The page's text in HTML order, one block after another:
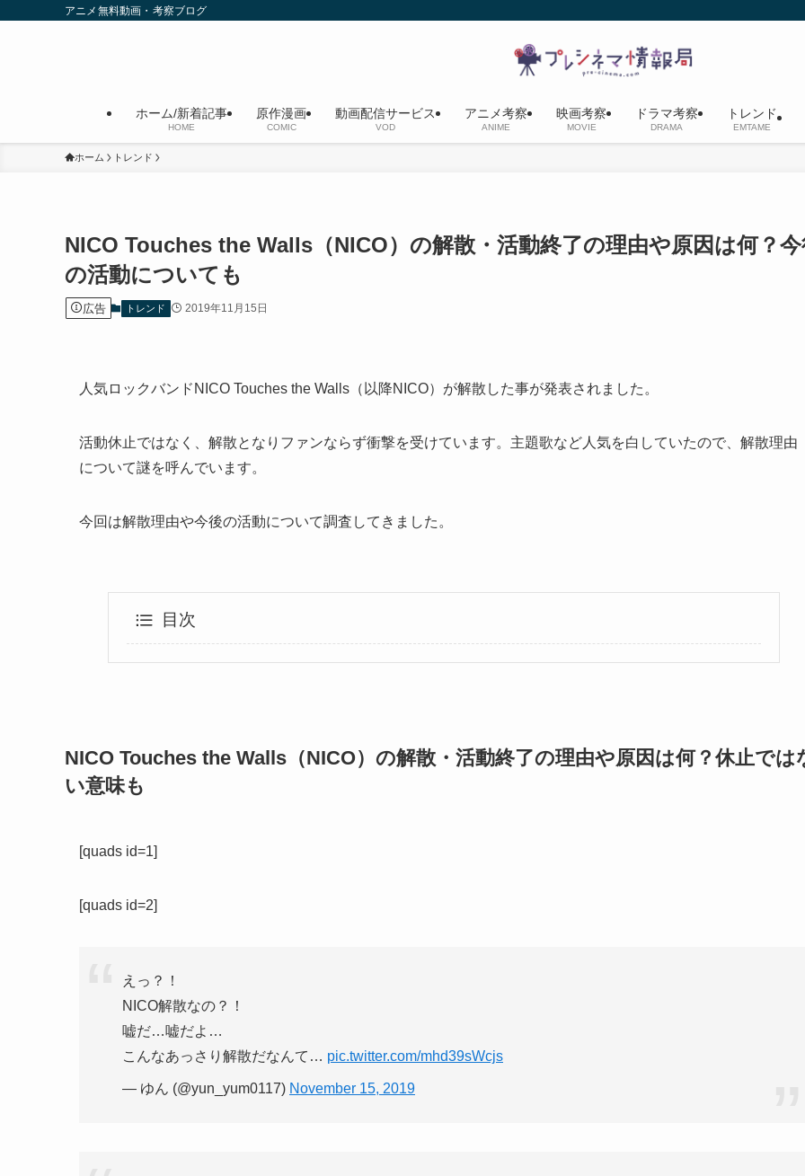
アニメ無料動画・考察ブログ
ホーム/新着記事
HOME
原作漫画
COMIC
動画配信サービス
VOD
アニメ考察
ANIME
映画考察
MOVIE
ドラマ考察
DRAMA
トレンド
EMTAME
ホーム トレンド
NICO Touches the Walls（NICO）の解散・活動終了の理由や原因は何？
の活動についても
広告 トレンド 2019年11月15日
人気ロックバンドNICO Touches the Walls（以降NICO）が解散した事が発表されました。
活動休止ではなく、解散となりファンならず衝撃を受けています。主題歌など人気を白していたので、解散理由
について謎を呼んでいます。
今回は解散理由や今後の活動について調査してきました。
目次
NICO Touches the Walls（NICO）の解散・活動終了の理由や原因は何？休止では
い意味も
[quads id=1]
[quads id=2]
えっ？！
NICO解散なの？！
嘘だ…嘘だよ…
こんなあっさり解散だなんて… pic.twitter.com/mhd39sWcjs
— ゆん (@yun_yum0117) November 15, 2019